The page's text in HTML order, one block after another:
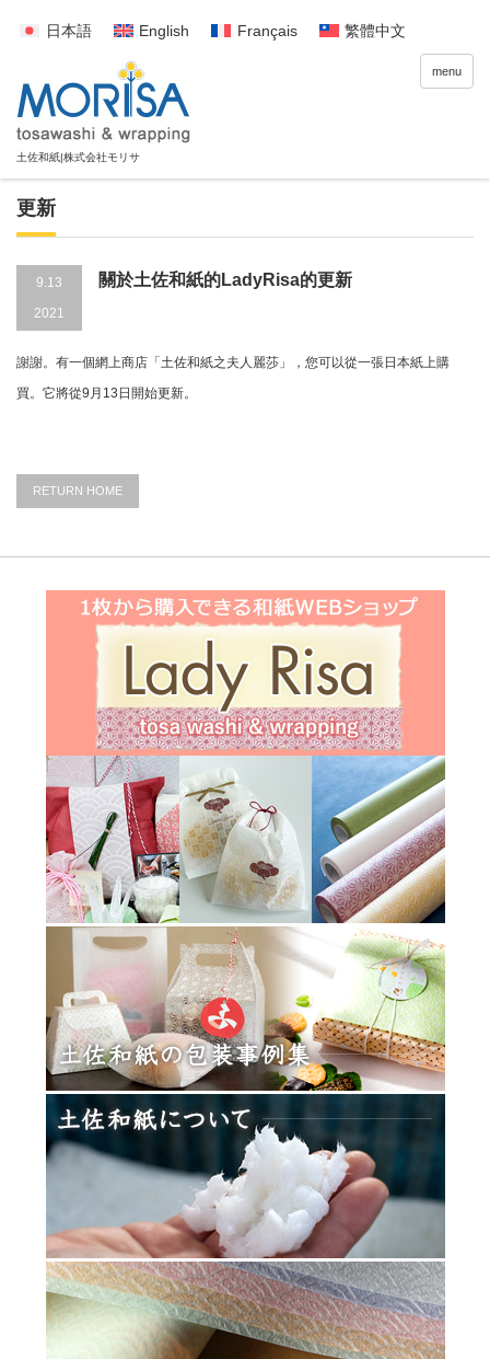
日本語 English Français 繁體中文
menu
更新
9.13
2021
關於土佐和紙的LadyRisa的更新
謝謝。有一個網上商店「土佐和紙之夫人麗莎」，您可以從一張日本紙上購
買。它將從9月13日開始更新。
RETURN HOME